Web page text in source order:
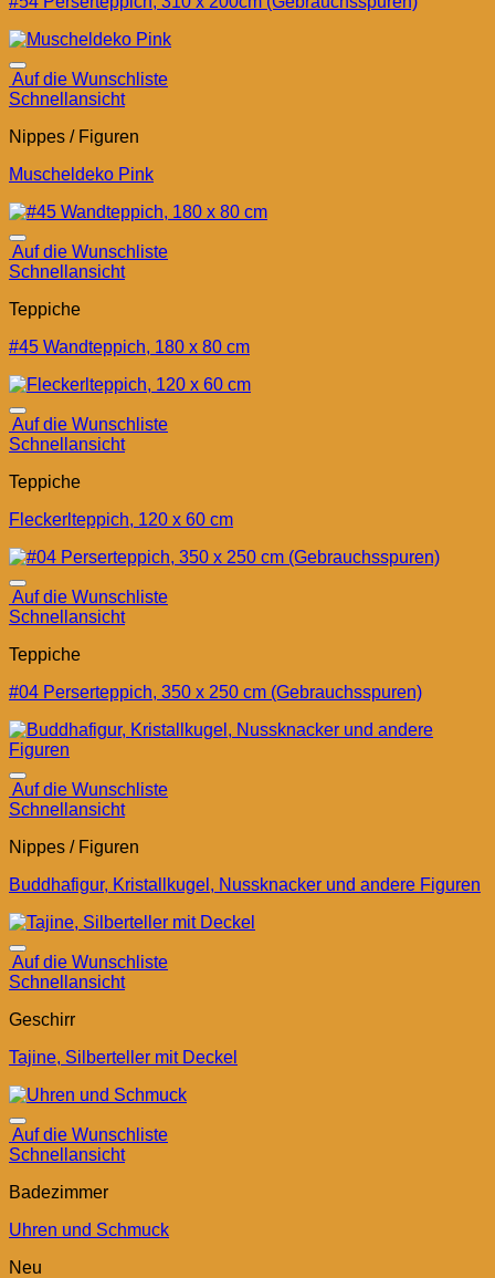
Auf die Wunschliste
Schnellansicht
Nippes / Figuren
Muscheldeko Pink
Auf die Wunschliste
Schnellansicht
Teppiche
#45 Wandteppich, 180 x 80 cm
Auf die Wunschliste
Schnellansicht
Teppiche
Fleckerlteppich, 120 x 60 cm
Auf die Wunschliste
Schnellansicht
Teppiche
#04 Perserteppich, 350 x 250 cm (Gebrauchsspuren)
Auf die Wunschliste
Schnellansicht
Nippes / Figuren
Buddhafigur, Kristallkugel, Nussknacker und andere Figuren
Auf die Wunschliste
Schnellansicht
Geschirr
Tajine, Silberteller mit Deckel
Auf die Wunschliste
Schnellansicht
Badezimmer
Uhren und Schmuck
Neu